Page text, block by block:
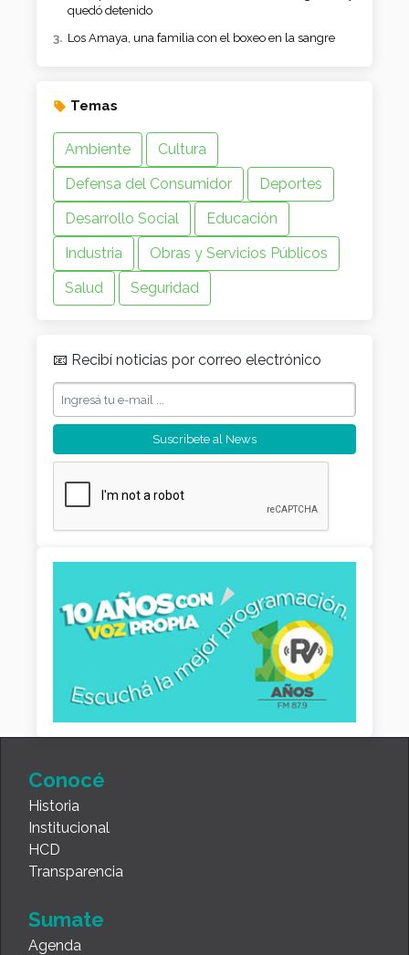
quedó detenido
Los Amaya, una familia con el boxeo en la sangre
Temas
Ambiente
Cultura
Defensa del Consumidor
Deportes
Desarrollo Social
Educación
Industria
Obras y Servicios Públicos
Salud
Seguridad
📧 Recibí noticias por correo electrónico
Conocé
Historia
Institucional
HCD
Transparencia
Sumate
Agenda